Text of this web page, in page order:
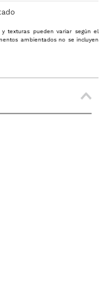
texturas pueden variar según el
ambientados no se incluyen